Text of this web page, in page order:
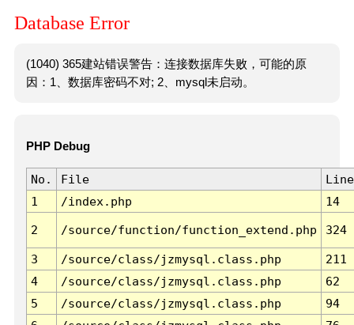
Database Error
(1040) 365建站错误警告：连接数据库失败，可能的原
因：1、数据库密码不对; 2、mysql未启动。
PHP Debug
No. File
Line
1
/index.php 14
2 /source/function/function_extend.php 324
3 /source/class/jzmysql.class.php
211
4
/source/class/jzmysql.class.php
62
5
/source/class/jzmysql.class.php
94